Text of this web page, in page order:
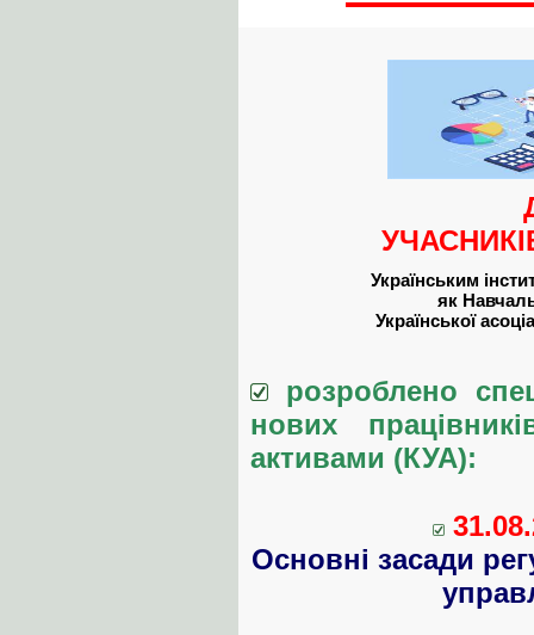
Українським
як
Української
розроблено
нових
активами (КУА):
Основні засади